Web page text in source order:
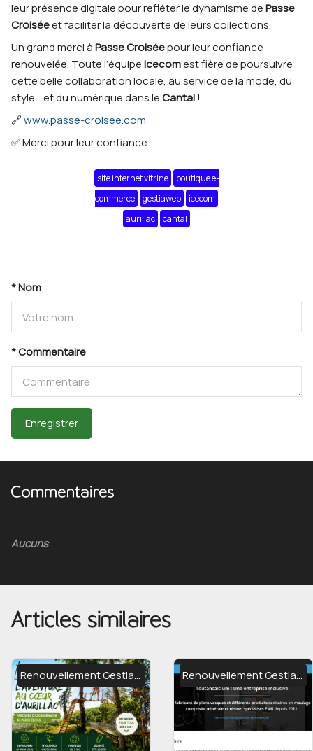
leur présence digitale pour refléter le dynamisme dePasse
Croiséeet faciliter la découverte de leurs collections.
Un grand merci àPasse Croiséepour leur confiance
renouvelée. Toute l’équipeIcecomest fière de poursuivre
cette belle collaboration locale, au service de la mode, du
style… et du numérique dans leCantal!
🔗www.passe-croisee.com
✅ Merci pour leur confiance.
site internet vitrine
boutique e-
commerce
gestiaweb
icecom
aurillac
cantal
* Nom
* Commentaire
Enregistrer
Commentaires
Aucuns
Articles similaires
Renouvellement Gestiaweb Renouvellement Gestiaweb